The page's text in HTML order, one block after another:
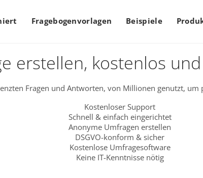
Fragebogenvorlagen Beispiele
erstellen, kostenlos
Fragen und Antworten, von Millionen genutzt,
Kostenloser Support
Schnell & einfach eingerichtet
Anonyme Umfragen erstellen
DSGVO-konform & sicher
Kostenlose Umfragesoftware
Keine IT-Kenntnisse nötig